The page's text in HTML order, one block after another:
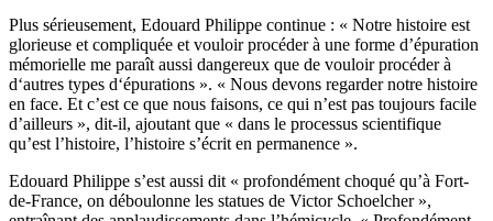
Plus sérieusement, Edouard Philippe continue : « Notre histoire est
glorieuse et compliquée et vouloir procéder à une forme d’épuration
mémorielle me paraît aussi dangereux que de vouloir procéder à
d‘autres types d‘épurations ». « Nous devons regarder notre histoire
en face. Et c’est ce que nous faisons, ce qui n’est pas toujours facile
d’ailleurs », dit-il, ajoutant que « dans le processus scientifique
qu’est l’histoire, l’histoire s’écrit en permanence ».
Edouard Philippe s’est aussi dit « profondément choqué qu’à Fort-
de-France, on déboulonne les statues de Victor Schoelcher »,